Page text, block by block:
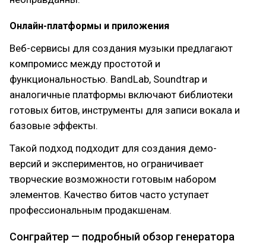
Онлайн-платформы и приложения
Веб-сервисы для создания музыки предлагают
компромисс между простотой и
функциональностью. BandLab, Soundtrap и
аналогичные платформы включают библиотеки
готовых битов, инструменты для записи вокала и
базовые эффекты.
Такой подход подходит для создания демо-
версий и экспериментов, но ограничивает
творческие возможности готовым набором
элементов. Качество битов часто уступает
профессиональным продакшенам.
Сонграйтер — подробный обзор генератора